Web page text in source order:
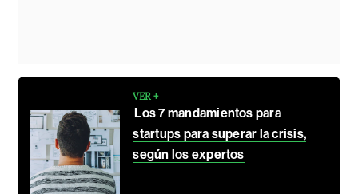
VER +
Los 7 mandamientos para
startups para superar la crisis,
según los expertos